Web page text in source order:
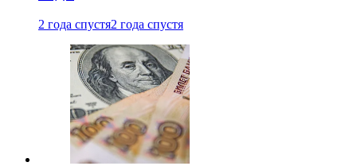
2 года спустя2 года спустя